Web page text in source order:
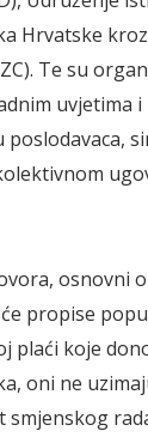
Hrvatske
Te su
uvjetima
osnovni
propise
plaći koje
oni ne